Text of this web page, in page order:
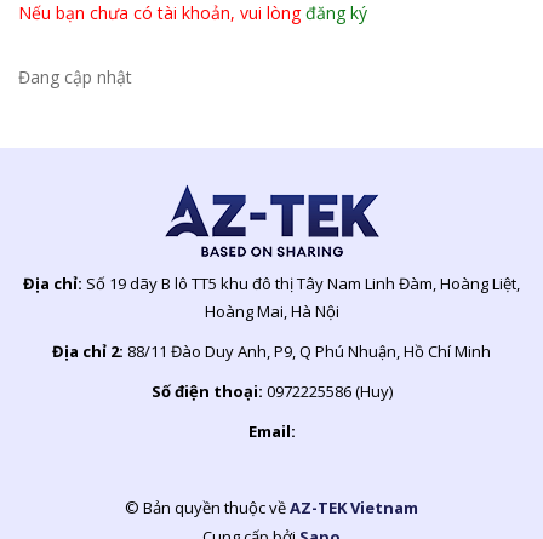
Nếu bạn chưa có tài khoản, vui lòngđăng ký
Đang cập nhật
Địa chỉ: Số 19 dãy B lô TT5 khu đô thị Tây Nam Linh Đàm, Hoàng Liệt,
Hoàng Mai, Hà Nội
Địa chỉ 2: 88/11 Đào Duy Anh, P9, Q Phú Nhuận, Hồ Chí Minh
Số điện thoại: 0972225586 (Huy)
Email:
© Bản quyền thuộc vềAZ-TEK Vietnam